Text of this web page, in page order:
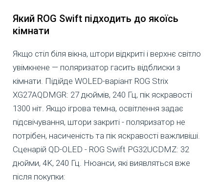
Який ROG Swift підходить до якоїсь
кімнати
Якщо стіл біля вікна, штори відкриті і верхнє світло
увімкнене — поляризатор гасить відблиски з
кімнати. Підійде WOLED-варіант ROG Strix
XG27AQDMGR: 27 дюймів, 240 Гц, пік яскравості
1300 ніт. Якщо ігрова темна, освітлення задає
підсвічування, штори закриті - поляризатор не
потрібен, насиченість та пік яскравості важливіші.
Сценарій QD-OLED - ROG Swift PG32UCDMZ: 32
дюйми, 4K, 240 Гц. Нюанси, які виявляться вже
після покупки: